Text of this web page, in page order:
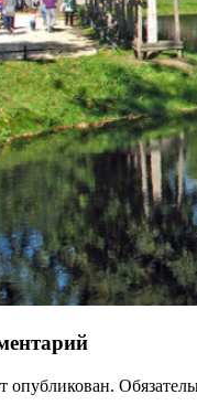
опубликован.